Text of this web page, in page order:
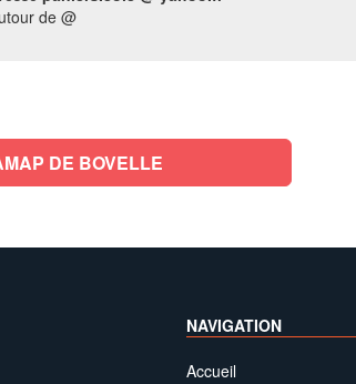
de @
DE BOVELLE
NAVIGATION
Accueil